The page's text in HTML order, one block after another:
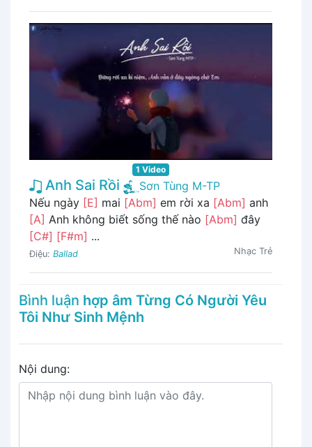
1 Video
Anh Sai Rồi
Sơn Tùng M-TP
Nếu ngày [E] mai [Abm] em rời xa [Abm] anh
[A] Anh không biết sống thế nào [Abm] đây
[C#] [F#m] ...
Điệu: Ballad Nhạc Trẻ
Bình luận hợp âm Từng Có Người Yêu
Tôi Như Sinh Mệnh
Nội dung: